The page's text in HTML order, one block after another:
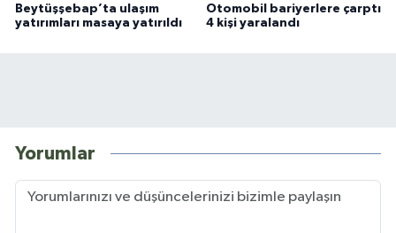
Beytüşşebap’ta ulaşım
yatırımları masaya yatırıldı
Otomobil bariyerlere çarptı
4 kişi yaralandı
Yorumlar